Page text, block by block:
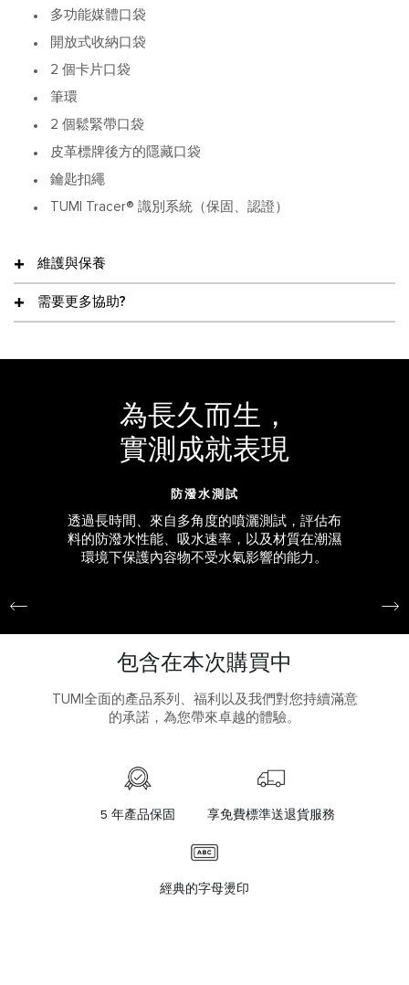
多功能媒體口袋
開放式收納口袋
2 個卡片口袋
筆環
2 個鬆緊帶口袋
皮革標牌後方的隱藏口袋
鑰匙扣繩
TUMI Tracer® 識別系統（保固、認證）
維護與保養
需要更多協助?
為長久而生，
實測成就表現
防潑水測試
透過長時間、來自多角度的噴灑測試，評估布
料的防潑水性能、吸水速率，以及材質在潮濕
環境下保護內容物不受水氣影響的能力。
包含在本次購買中
TUMI全面的產品系列、福利以及我們對您持續滿意
的承諾，為您帶來卓越的體驗。
5 年產品保固 享免費標準送退貨服務
經典的字母燙印